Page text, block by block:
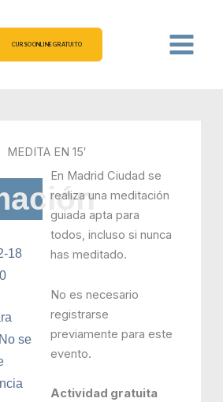
CURSO ONLINE GRATUITO
MEDITA EN 15′
18
se
En Madrid Ciudad se
realiza una meditación
guiada apta para
todos, incluso si nunca
has meditado.
No es necesario
registrarse
previamente para este
evento.
Actividad gratuita